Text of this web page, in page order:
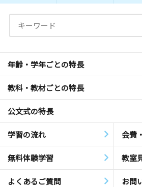
年齢・学年ごとの特長
教科・教材ごとの特長
公文式の特長
学習の流れ 会費
無料体験学習 教室
よくあるご質問 お問